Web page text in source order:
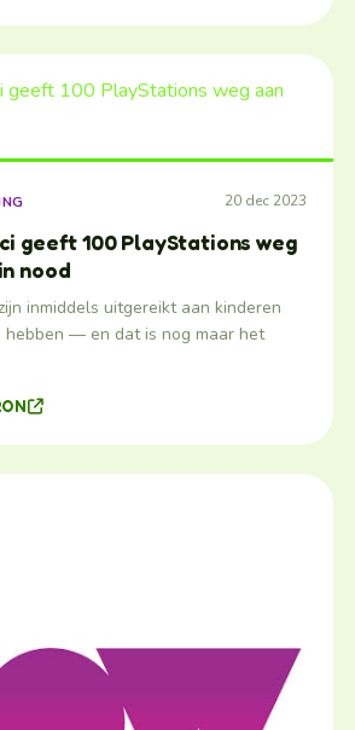
20 dec 2023
geeft 100 PlayStations weg
nood
inmiddels uitgereikt aan kinderen
hebben — en dat is nog maar het